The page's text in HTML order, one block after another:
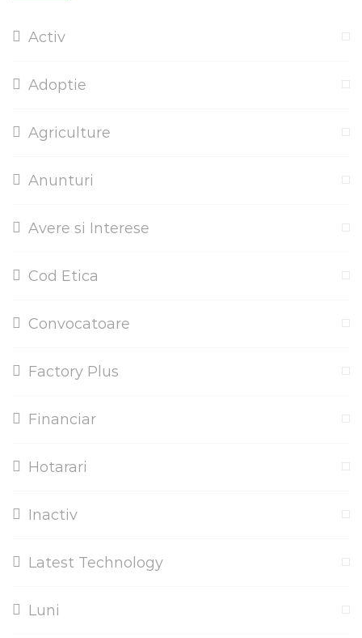
Activ
Adoptie
Agriculture
Anunturi
Avere si Interese
Cod Etica
Convocatoare
Factory Plus
Financiar
Hotarari
Inactiv
Latest Technology
Luni